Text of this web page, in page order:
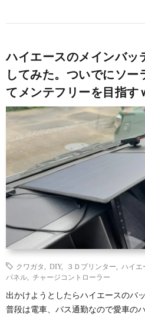
ハイエースのメインバッ
してみた。ついでにソー
てメンテフリーを目指す
クワガタ DIY, ３Ｄプリンター ハイエ
パネル
チャージコントローラー
出かけようとしたらハイエースのバ
普段は電車、バス通勤なので愛車の